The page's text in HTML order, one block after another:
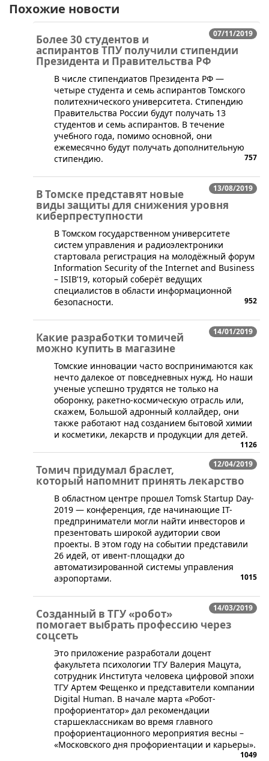
Похожие новости
07/11/2019
Более 30 студентов и
аспирантов ТПУ получили стипендии
Президента и Правительства РФ
​В числе стипендиатов Президента РФ —
четыре студента и семь аспирантов Томского
политехнического университета. Стипендию
Правительства России будут получать 13
студентов и семь аспирантов. В течение
учебного года, помимо основной, они
ежемесячно будут получать дополнительную
стипендию.
757
13/08/2019
В Томске представят новые
виды защиты для снижения уровня
киберпреступности
​В Томском государственном университете
систем управления и радиоэлектроники
стартовала регистрация на молодёжный форум
Information Security of the Internet and Business
– ISIB’19, который соберёт ведущих
специалистов в области информационной
безопасности.
952
14/01/2019
Какие разработки томичей
можно купить в магазине
​Томские инновации часто воспринимаются как
нечто далекое от повседневных нужд. Но наши
ученые успешно трудятся не только на
оборонку, ракетно-космическую отрасль или,
скажем, Большой адронный коллайдер, они
также работают над созданием бытовой химии
и косметики, лекарств и продукции для детей.
1126
12/04/2019
Томич придумал браслет,
который напомнит принять лекарство
​В областном центре прошел Tomsk Startup Day-
2019 — конференция, где начинающие IT-
предприниматели могли найти инвесторов и
презентовать широкой аудитории свои
проекты. В этом году на событии представили
26 идей, от ивент-площадки до
автоматизированной системы управления
аэропортами.
1015
14/03/2019
Созданный в ТГУ «робот»
помогает выбрать профессию через
соцсеть
​Это приложение разработали доцент
факультета психологии ТГУ Валерия Мацута,
сотрудник Института человека цифровой эпохи
ТГУ Артем Фещенко и представители компании
Digital Human. В начале марта «Робот-
профориентатор» дал рекомендации
старшеклассникам во время главного
профориентационного мероприятия весны –
«Московского дня профориентации и карьеры».
1049